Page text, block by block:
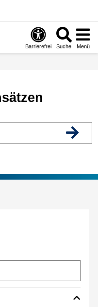
Barrierefrei Suche Menü